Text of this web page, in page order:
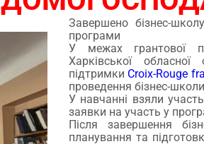
Завершено бізнес-
програми
У межах грантової
Харківської
підтримки Croix-Rouge
проведення бізнес-
У навчанні взяли
заявки на участь у
Після завершення
планування та